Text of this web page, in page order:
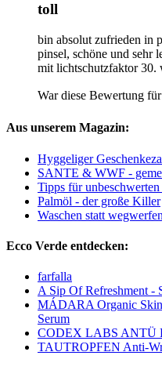
toll
bin absolut zufrieden in
pinsel, schöne und sehr
mit lichtschutzfaktor 30.
War diese Bewertung
Aus unserem Magazin:
Hyggeliger
SANTE & WWF -
Tipps für unbeschwerten
Palmöl - der große Killer
Waschen statt
Ecco Verde entdecken:
farfalla
A Sip Of Refreshment -
MÁDARA Organic
Serum
CODEX LABS ANTÜ
TAUTROPFEN Anti-